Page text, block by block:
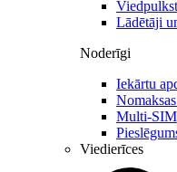
Lādētāji
Noderīgi
Iekārtu
Multi-SIM
Viedierīces